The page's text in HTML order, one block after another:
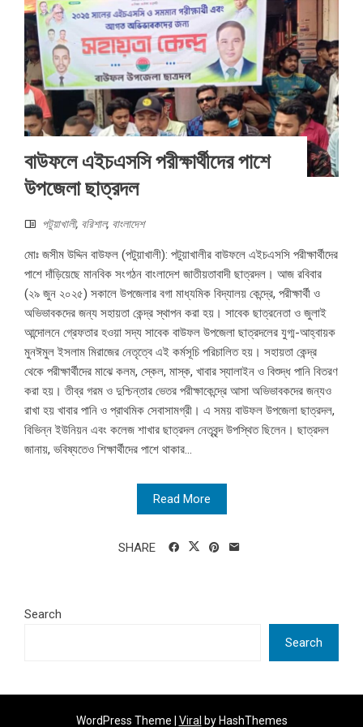
বাউফলে এইচএসসি পরীক্ষার্থীদের পাশে
উপজেলা ছাত্রদল
পটুয়াখালী, বরিশাল, বাংলাদেশ
মোঃ জসীম উদ্দিন বাউফল (পটুয়াখালী): পটুয়াখালীর বাউফলে এইচএসসি পরীক্ষার্থীদের
পাশে দাঁড়িয়েছে মানবিক সংগঠন বাংলাদেশ জাতীয়তাবাদী ছাত্রদল।‌ আজ রবিবার
(২৯ জুন ২০২৫) সকালে উপজেলার বগা মাধ্যমিক বিদ্যালয় কেন্দ্রে, পরীক্ষার্থী ও
অভিভাবকদের জন্য সহায়তা কেন্দ্র স্থাপন করা হয়। সাবেক ছাত্রনেতা ও জুলাই
আন্দোলনে গ্রেফতার হওয়া সদ্য সাবেক বাউফল উপজেলা ছাত্রদলের যুগ্ম-আহ্বায়ক
মুনঈমুল ইসলাম মিরাজের নেতৃত্বে এই কর্মসূচি পরিচালিত হয়। সহায়তা কেন্দ্র
থেকে পরীক্ষার্থীদের মাঝে কলম, স্কেল, মাস্ক, খাবার স্যালাইন ও বিশুদ্ধ পানি বিতরণ
করা হয়। তীব্র গরম ও দুশ্চিন্তার ভেতর পরীক্ষাকেন্দ্রে আসা অভিভাবকদের জন্যও
রাখা হয় খাবার পানি ও প্রাথমিক সেবাসামগ্রী। এ সময় বাউফল উপজেলা ছাত্রদল,
বিভিন্ন ইউনিয়ন এবং কলেজ শাখার ছাত্রদল নেতৃবৃন্দ উপস্থিত ছিলেন। ছাত্রদল
জানায়, ভবিষ্যতেও শিক্ষার্থীদের পাশে থাকার...
Read More
SHARE
Search
Search
WordPress Theme | Viral by HashThemes